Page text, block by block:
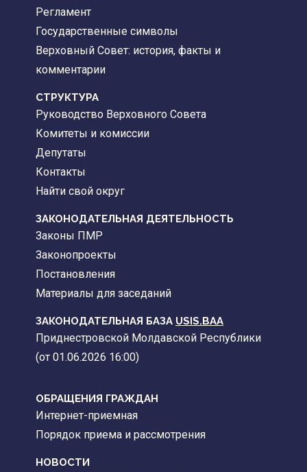
Регламент
Государственные символы
Верховный Совет: история, факты и
комментарии
CТРУКТУРА
Руководство Верховного Совета
Комитеты и комиссии
Депутаты
Контакты
Найти свой округ
ЗАКОНОДАТЕЛЬНАЯ ДЕЯТЕЛЬНОСТЬ
Законы ПМР
Законопроекты
Постановления
Материалы для заседаний
ЗАКОНОДАТЕЛЬНАЯ БАЗА USIS.BAA
Приднестровской Молдавской Республики
(от 01.06.2026 16:00)
ОБРАЩЕНИЯ ГРАЖДАН
Интернет-приемная
Порядок приема и рассмотрения
НОВОСТИ